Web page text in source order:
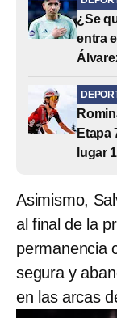
¿Se
entra
Etapa
lugar
Asimismo,
al final de la
permanencia
segura y
en las arcas